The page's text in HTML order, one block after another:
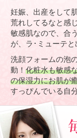
妊娠、出産をして
荒れしてるなと感
敏感肌なので、合
が、ラ･ミューテと
洗顔フォームの泡
動！ 化粧水も敏感
の保湿力にお肌が
すっぴんでいる自